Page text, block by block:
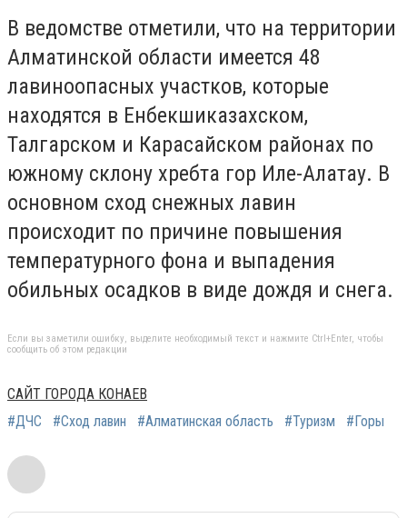
В ведомстве отметили, что на территории
Алматинской области имеется 48
лавиноопасных участков, которые
находятся в Енбекшиказахском,
Талгарском и Карасайском районах по
южному склону хребта гор Иле-Алатау. В
основном сход снежных лавин
происходит по причине повышения
температурного фона и выпадения
обильных осадков в виде дождя и снега.
Если вы заметили ошибку, выделите необходимый текст и нажмите Ctrl+Enter, чтобы
сообщить об этом редакции
САЙТ ГОРОДА КОНАЕВ
#ДЧС
#Сход лавин #Алматинская область #Туризм #Горы